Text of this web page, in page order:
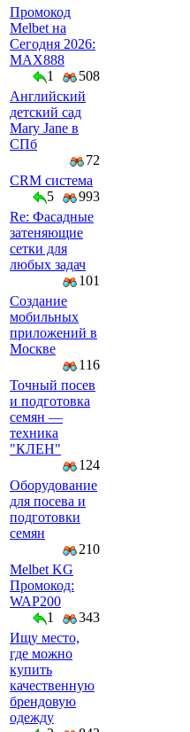
Промокод
Melbet на
Сегодня 2026:
MAX888
1
508
Английский
детский сад
Mary Jane в
СПб
72
CRM система
5
993
Re: Фасадные
затеняющие
сетки для
любых задач
101
Создание
мобильных
приложений в
Москве
116
Точный посев
и подготовка
семян —
техника
"КЛЕН"
124
Оборудование
для посева и
подготовки
семян
210
Melbet KG
Промокод:
WAP200
1
343
Ищу место,
где можно
купить
качественную
брендовую
одежду